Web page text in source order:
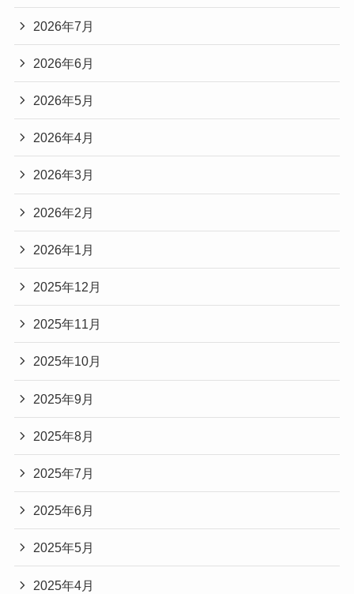
2026年7月
2026年6月
2026年5月
2026年4月
2026年3月
2026年2月
2026年1月
2025年12月
2025年11月
2025年10月
2025年9月
2025年8月
2025年7月
2025年6月
2025年5月
2025年4月